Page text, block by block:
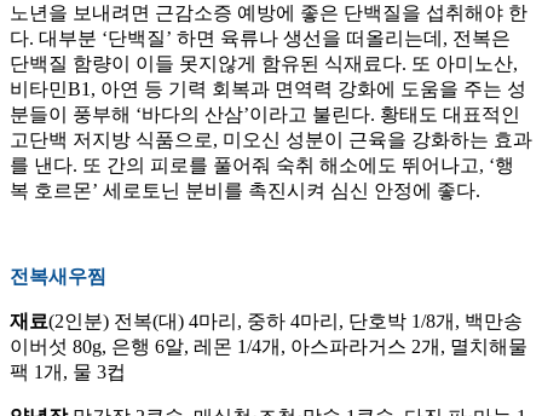
노년을 보내려면 근감소증 예방에 좋은 단백질을 섭취해야 한
다. 대부분 ‘단백질’ 하면 육류나 생선을 떠올리는데, 전복은
단백질 함량이 이들 못지않게 함유된 식재료다. 또 아미노산,
비타민B1, 아연 등 기력 회복과 면역력 강화에 도움을 주는 성
분들이 풍부해 ‘바다의 산삼’이라고 불린다. 황태도 대표적인
고단백 저지방 식품으로, 미오신 성분이 근육을 강화하는 효과
를 낸다. 또 간의 피로를 풀어줘 숙취 해소에도 뛰어나고, ‘행
복 호르몬’ 세로토닌 분비를 촉진시켜 심신 안정에 좋다.
전복새우찜
재료(2인분) 전복(대) 4마리, 중하 4마리, 단호박 1/8개, 백만송
이버섯 80g, 은행 6알, 레몬 1/4개, 아스파라거스 2개, 멸치해물
팩 1개, 물 3컵